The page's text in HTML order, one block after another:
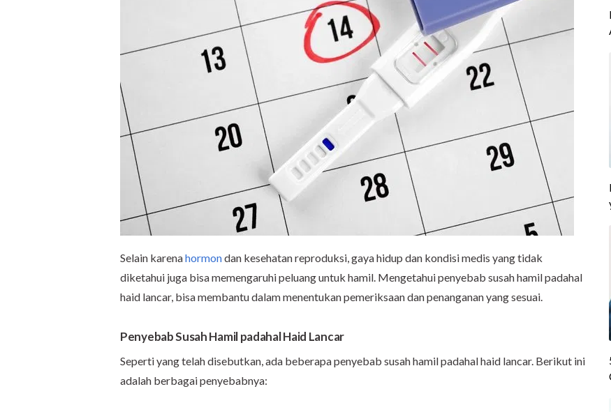
Selain karenahormondan kesehatan reproduksi, gaya hidup dan kondisi medis yang tidak
diketahui juga bisa memengaruhi peluang untuk hamil. Mengetahui penyebab susah hamil padahal
haid lancar, bisa membantu dalam menentukan pemeriksaan dan penanganan yang sesuai.
Penyebab Susah Hamil padahal Haid Lancar
Seperti yang telah disebutkan, ada beberapa penyebab susah hamil padahal haid lancar. Berikut ini
adalah berbagai penyebabnya: